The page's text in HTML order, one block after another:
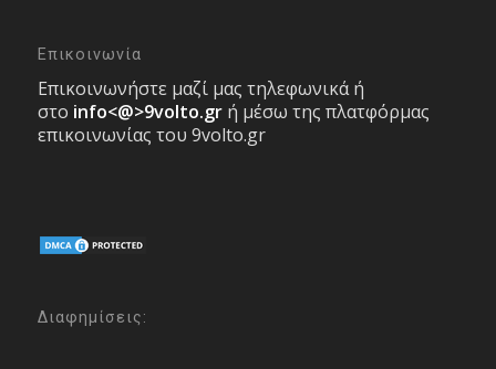
Επικοινωνία
Επικοινωνήστε μαζί μας τηλεφωνικά ή
στο info<@>9volto.gr ή μέσω της πλατφόρμας
επικοινωνίας του 9volto.gr
Διαφημίσεις: